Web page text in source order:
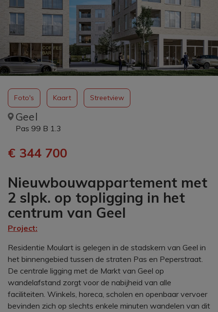
Nieuwbouwappartement met
2 slpk. op topligging in het
centrum van Geel
Project:
Geel
Pas 99 B 1.3
€ 344 700
Foto's Kaart Streetview
Residentie Moulart is gelegen in de stadskern van Geel in
het binnengebied tussen de straten Pas en Peperstraat.
De centrale ligging met de Markt van Geel op
wandelafstand zorgt voor de nabijheid van alle
faciliteiten. Winkels, horeca, scholen en openbaar vervoer
bevinden zich op slechts enkele minuten wandelen van dit